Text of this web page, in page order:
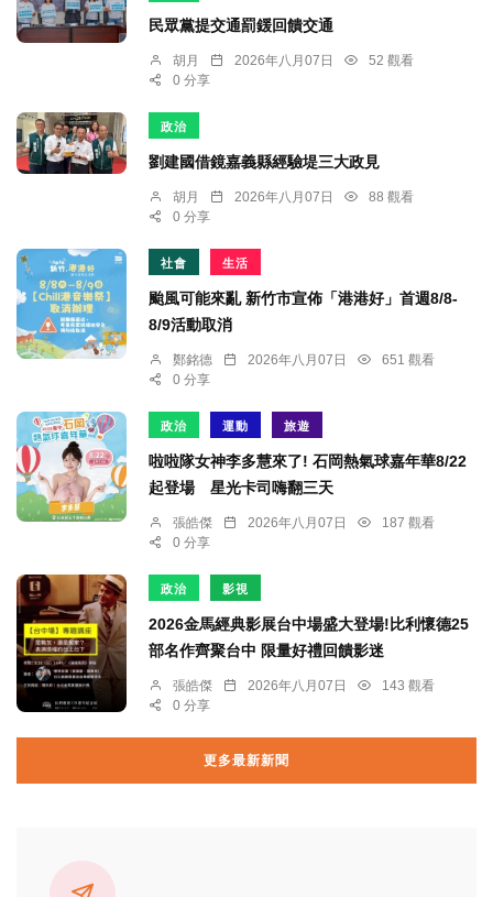
民眾黨提交通罰鍰回饋交通
胡月 2026年八月07日
52 觀看
0 分享
政治
劉建國借鏡嘉義縣經驗堤三大政見
胡月 2026年八月07日
88 觀看
0 分享
社會 生活
颱風可能來亂 新竹市宣佈「港港好」首週8/8-
8/9活動取消
鄭銘德 2026年八月07日
651 觀看
0 分享
政治 運動 旅遊
啦啦隊女神李多慧來了! 石岡熱氣球嘉年華8/22
起登場 星光卡司嗨翻三天
張皓傑 2026年八月07日
187 觀看
0 分享
政治 影視
2026金馬經典影展台中場盛大登場!比利懷德25
部名作齊聚台中 限量好禮回饋影迷
張皓傑 2026年八月07日
143 觀看
0 分享
更多最新新聞